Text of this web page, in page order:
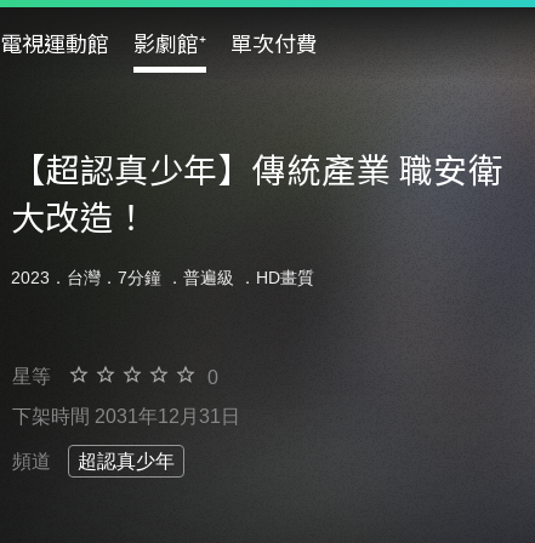
電視運動館 影劇館⁺ 單次付費
【超認真少年】傳統產業 職安衛
大改造！
2023．台灣．7分鐘 ． 普遍級 ．HD畫質
星等
0
下架時間 2031年12月31日
頻道 超認真少年